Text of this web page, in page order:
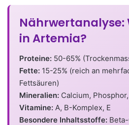
Nährwertanalyse:
in Artemia?
Proteine: 50-65%
Fette: 15-25% (reich an
Fettsäuren)
Mineralien: Calcium,
Vitamine: A, B-Komplex, E
Besondere Inhaltsstoffe: